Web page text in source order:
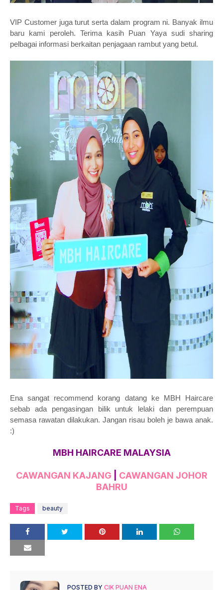
VIP Customer juga turut serta dalam program ni. Banyak ilmu
baru kami peroleh. Terima kasih Puan Yaya sudi sharing
pelbagai informasi berkaitan penjagaan rambut yang betul.
Ena sangat recommend korang datang ke MBH Haircare
sebab ada pengasingan bilik untuk lelaki dan perempuan
semasa rawatan dilakukan. Jangan risau boleh je bawa anak.
:)
MBH HAIRCARE MALAYSIA
CAWANGAN KAJANG
CAWANGAN JOHOR
BAHRU
Tags beauty
POSTED BY CIK PUAN ENA